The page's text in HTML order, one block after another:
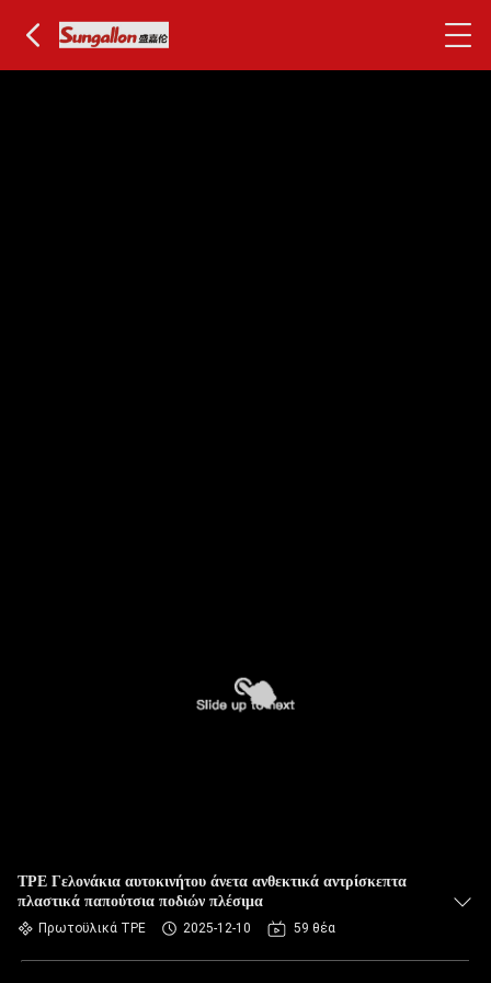
ΤΡΕ Γελονάκια αυτοκινήτου άνετα ανθεκτικά αντρίσκεπτα
πλαστικά παπούτσια ποδιών πλέσιμα
Πρωτοϋλικά TPE 2025-12-10 59 θέα